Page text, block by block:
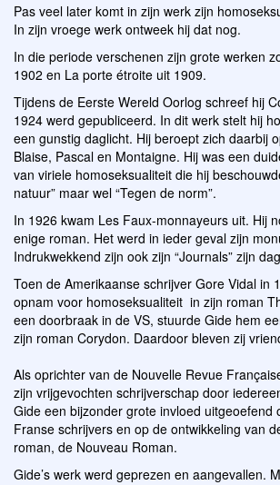
Pas veel later komt in zijn werk zijn
In zijn vroege werk ontweek hij dat nog.
In die periode verschenen zijn grote werken
1902 en La porte étroite uit 1909.
Tijdens de Eerste Wereld Oorlog schreef hij
1924 werd gepubliceerd. In dit werk stelt hij
een gunstig daglicht. Hij beroept zich daarbij
Blaise, Pascal en Montaigne. Hij was een
van viriele homoseksualiteit die hij
natuur” maar wel “Tegen de norm”.
In 1926 kwam Les Faux-monnayeurs uit. Hij
enige roman. Het werd in ieder geval zijn
Indrukwekkend zijn ook zijn “Journals” zijn
Toen de Amerikaanse schrijver Gore Vidal in
opnam voor homoseksualiteit in zijn roman
een doorbraak in de VS, stuurde Gide hem
zijn roman Corydon. Daardoor bleven zij
Als oprichter van de Nouvelle Revue
zijn vrijgevochten schrijverschap door
Gide een bijzonder grote invloed uitgeoefend
Franse schrijvers en op de ontwikkeling van
roman, de Nouveau Roman.
Gide’s werk werd geprezen en aangevallen.